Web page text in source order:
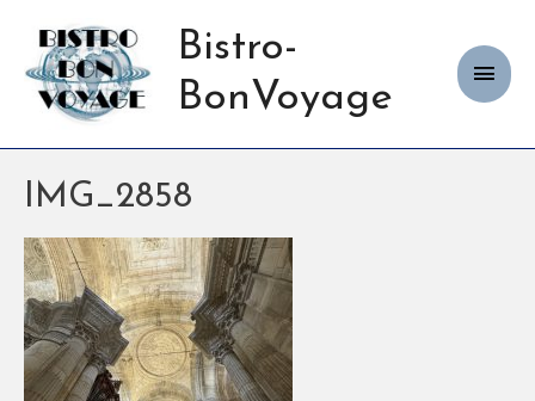
Bistro-
BonVoyage
IMG_2858